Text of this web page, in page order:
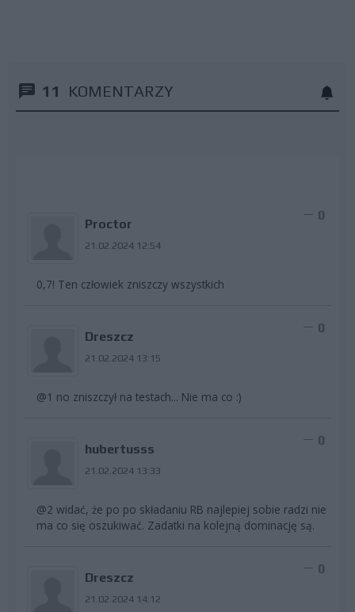
11 KOMENTARZY
Proctor
21.02.2024 12:54
0
0,7! Ten człowiek zniszczy wszystkich
Dreszcz
21.02.2024 13:15
0
@1 no zniszczył na testach... Nie ma co :)
hubertusss
21.02.2024 13:33
0
@2 widać, że po po składaniu RB najlepiej sobie radzi nie
ma co się oszukiwać. Zadatki na kolejną dominację są.
Dreszcz
21.02.2024 14:12
0